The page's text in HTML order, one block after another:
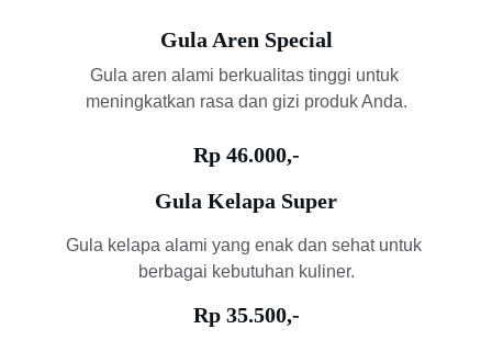
Gula Aren Special
Gula aren alami berkualitas tinggi untuk
meningkatkan rasa dan gizi produk Anda.
Rp 46.000,-
Gula Kelapa Super
Gula kelapa alami yang enak dan sehat untuk
berbagai kebutuhan kuliner.
Rp 35.500,-